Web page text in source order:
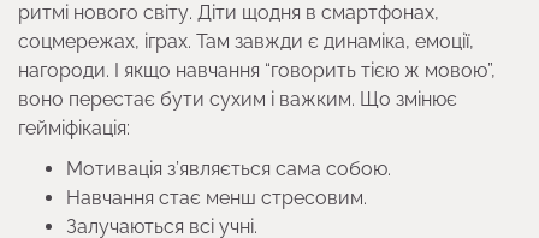
ритмі нового світу. Діти щодня в смартфонах,
соцмережах, іграх. Там завжди є динаміка, емоції,
нагороди. І якщо навчання “говорить тією ж мовою”,
воно перестає бути сухим і важким. Що змінює
гейміфікація:
Мотивація з’являється сама собою.
Навчання стає менш стресовим.
Залучаються всі учні.